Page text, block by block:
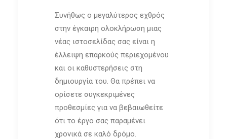
Συνήθως ο μεγαλύτερος εχθρός
στην έγκαιρη ολοκλήρωση μιας
νέας ιστοσελίδας σας είναι η
έλλειψη επαρκούς περιεχομένου
και οι καθυστερήσεις στη
δημιουργία του. Θα πρέπει να
ορίσετε συγκεκριμένες
προθεσμίες για να βεβαιωθείτε
ότι το έργο σας παραμένει
χρονικά σε καλό δρόμο.